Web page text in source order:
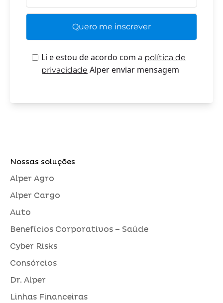
Li e estou de acordo com a política de
privacidade Alper enviar mensagem
Nossas soluções
Alper Agro
Alper Cargo
Auto
Benefícios Corporativos – Saúde
Cyber Risks
Consórcios
Dr. Alper
Linhas Financeiras